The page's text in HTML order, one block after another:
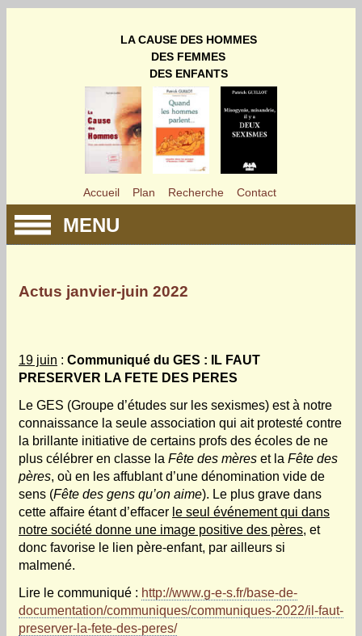
LA CAUSE DES HOMMES
DES FEMMES
DES ENFANTS
Actus janvier-juin 2022
19 juin : Communiqué du GES : IL FAUT
PRESERVER LA FETE DES PERES
Le GES (Groupe d’études sur les sexismes) est à notre
connaissance la seule association qui ait protesté contre
la brillante initiative de certains profs des écoles de ne
plus célébrer en classe la Fête des mères et la Fête des
pères, où en les affublant d’une dénomination vide de
sens (Fête des gens qu’on aime). Le plus grave dans
cette affaire étant d’effacer le seul événement qui dans
notre société donne une image positive des pères, et
donc favorise le lien père-enfant, par ailleurs si
malmené.
Lire le communiqué : http://www.g-e-s.fr/base-de-
documentation/communiques/communiques-2022/il-faut-
preserver-la-fete-des-peres/
MENU
Accueil Plan Recherche Contact